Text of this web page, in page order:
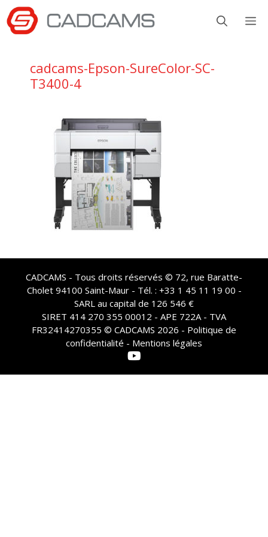
Aller
au
contenu
cadcams-Epson-SureColor-SC-
T3400-4
CADCAMS - Tous droits réservés © 72, rue Baratte-
Cholet 94100 Saint-Maur - Tél. : +33 1 45 11 19 00 -
SARL au capital de 126 546 €
SIRET 414 270 355 00012 - APE 722A - TVA
FR32414270355 © CADCAMS 2026 - Politique de
confidentialité - Mentions légales